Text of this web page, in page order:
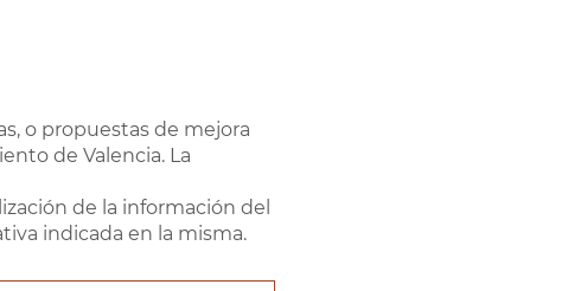
o propuestas de mejora
de Valencia. La
de la información del
indicada en la misma.